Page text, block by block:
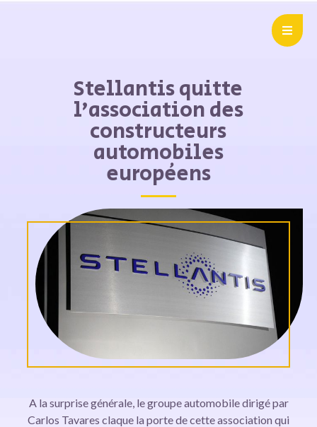
Stellantis quitte
l’association des
constructeurs
automobiles
européens
A la surprise générale, le groupe automobile dirigé par
Carlos Tavares claque la porte de cette association qui